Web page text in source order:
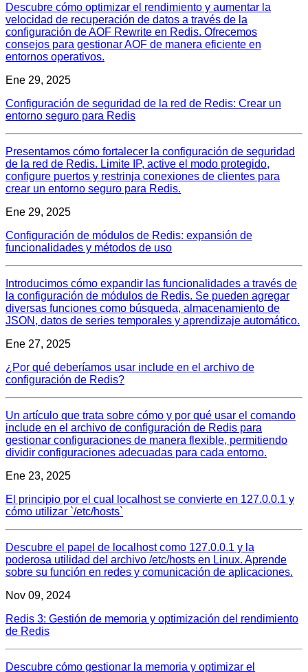
Descubre cómo optimizar el rendimiento y aumentar la
velocidad de recuperación de datos a través de la
configuración de AOF Rewrite en Redis. Ofrecemos
consejos para gestionar AOF de manera eficiente en
entornos operativos.
Ene 29, 2025
Configuración de seguridad de la red de Redis: Crear un
entorno seguro para Redis
Presentamos cómo fortalecer la configuración de seguridad
de la red de Redis. Limite IP, active el modo protegido,
configure puertos y restrinja conexiones de clientes para
crear un entorno seguro para Redis.
Ene 29, 2025
Configuración de módulos de Redis: expansión de
funcionalidades y métodos de uso
Introducimos cómo expandir las funcionalidades a través de
la configuración de módulos de Redis. Se pueden agregar
diversas funciones como búsqueda, almacenamiento de
JSON, datos de series temporales y aprendizaje automático.
Ene 27, 2025
¿Por qué deberíamos usar include en el archivo de
configuración de Redis?
Un artículo que trata sobre cómo y por qué usar el comando
include en el archivo de configuración de Redis para
gestionar configuraciones de manera flexible, permitiendo
dividir configuraciones adecuadas para cada entorno.
Ene 23, 2025
El principio por el cual localhost se convierte en 127.0.0.1 y
cómo utilizar `/etc/hosts`
Descubre el papel de localhost como 127.0.0.1 y la
poderosa utilidad del archivo /etc/hosts en Linux. Aprende
sobre su función en redes y comunicación de aplicaciones.
Nov 09, 2024
Redis 3: Gestión de memoria y optimización del rendimiento
de Redis
Descubre cómo gestionar la memoria y optimizar el